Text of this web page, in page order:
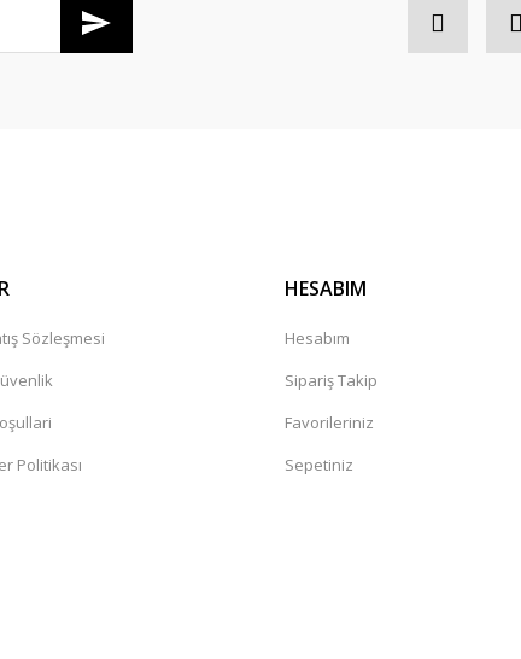
Sözleşmesi
Politikası
HESABIM
Hesabım
Sipariş Takip
Favorileriniz
Sepetiniz